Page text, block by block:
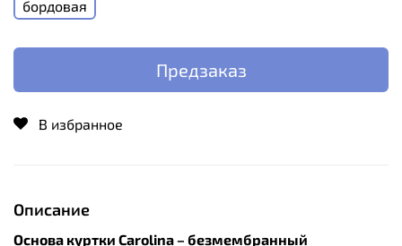
бордовая
Предзаказ
В избранное
Описание
Основа куртки Carolina – безмембранный